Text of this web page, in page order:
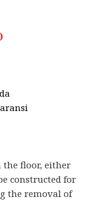
the floor, either
constructed for
the removal of